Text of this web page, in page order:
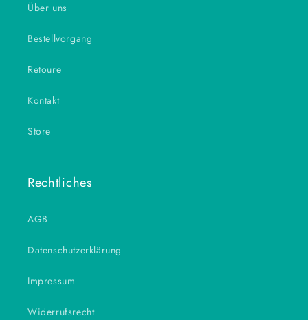
Über uns
Bestellvorgang
Retoure
Kontakt
Store
Rechtliches
AGB
Datenschutzerklärung
Impressum
Widerrufsrecht